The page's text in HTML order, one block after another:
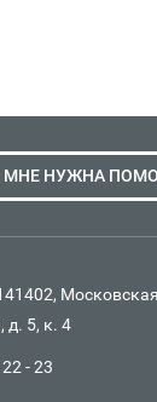
МНЕ НУЖНА
д. 5, к. 4
- 23